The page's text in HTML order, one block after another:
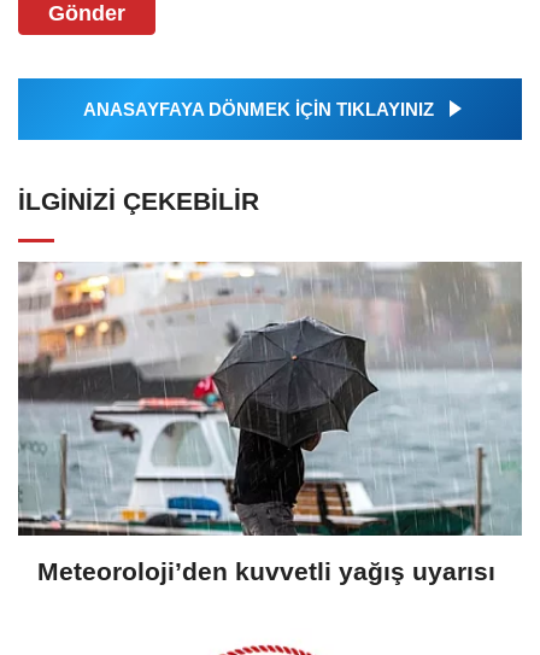
Gönder
ANASAYFAYA DÖNMEK İÇİN TIKLAYINIZ
İLGINIZI ÇEKEBILIR
Meteoroloji’den kuvvetli yağış uyarısı